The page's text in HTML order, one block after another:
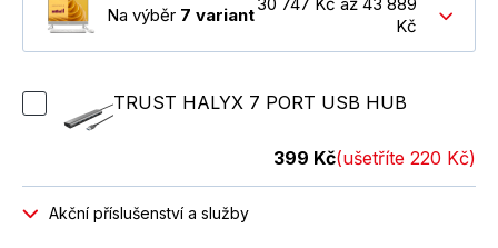
Na výběr 7 variant
Kč
TRUST HALYX 7 PORT USB HUB
399 Kč(ušetříte 220 Kč)
Akční příslušenství a služby